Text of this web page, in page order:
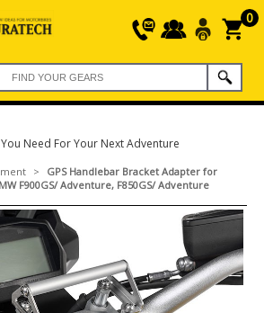
0
Need For Your Next Adventure
> GPS Handlebar Bracket Adapter for
F900GS/ Adventure, F850GS/ Adventure